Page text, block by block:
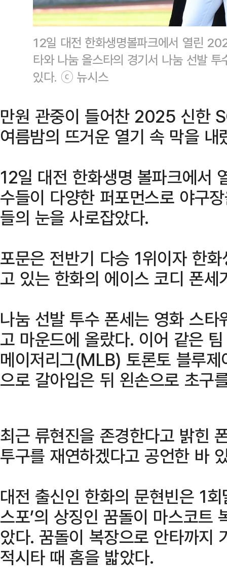
12일 대전 한화생명볼파크에서 열린
타와 나눔 올스타의 경기서 나눔 선발
있다. ⓒ 뉴시스
만원 관중이 들어찬 2025 신한
여름밤의 뜨거운 열기 속 막을 내
12일 대전 한화생명 볼파크에서
수들이 다양한 퍼포먼스로 야구
들의 눈을 사로잡았다.
포문은 전반기 다승 1위이자 한
고 있는 한화의 에이스 코디 폰세
나눔 선발 투수 폰세는 영화 스
고 마운드에 올랐다. 이어 같은
메이저리그(MLB) 토론토 블루
으로 갈아입은 뒤 왼손으로 초구
최근 류현진을 존경한다고 밝힌
투구를 재연하겠다고 공언한 바
대전 출신인 한화의 문현빈은 1
스포’의 상징인 꿈돌이 마스코트
았다. 꿈돌이 복장으로 안타까지
적시타 때 홈을 밟았다.